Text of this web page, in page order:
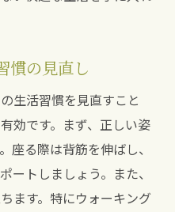
慣の見直し
生活習慣を見直すこと
効です。まず、正しい姿
座る際は背筋を伸ばし、
ートしましょう。また、
ます。特にウォーキング